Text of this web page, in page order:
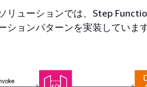
リューションでは、Step
ションパターンを実装しています